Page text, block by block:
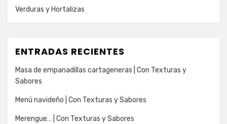
Verduras y Hortalizas
ENTRADAS RECIENTES
Masa de empanadillas cartageneras | Con Texturas y
Sabores
Menú navideño | Con Texturas y Sabores
Merengue… | Con Texturas y Sabores